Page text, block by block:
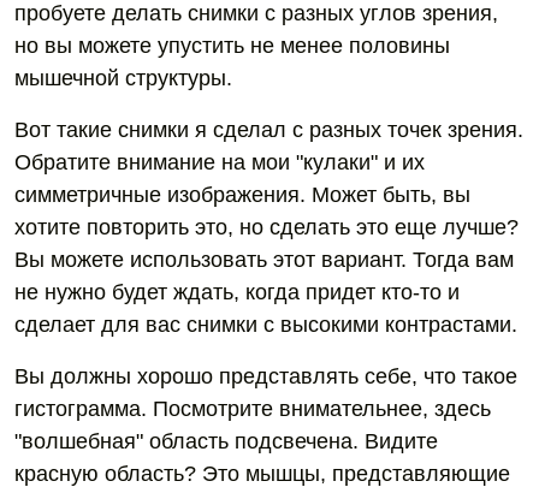
пробуете делать снимки с разных углов зрения,
но вы можете упустить не менее половины
мышечной структуры.
Вот такие снимки я сделал с разных точек зрения.
Обратите внимание на мои "кулаки" и их
симметричные изображения. Может быть, вы
хотите повторить это, но сделать это еще лучше?
Вы можете использовать этот вариант. Тогда вам
не нужно будет ждать, когда придет кто-то и
сделает для вас снимки с высокими контрастами.
Вы должны хорошо представлять себе, что такое
гистограмма. Посмотрите внимательнее, здесь
"волшебная" область подсвечена. Видите
красную область? Это мышцы, представляющие